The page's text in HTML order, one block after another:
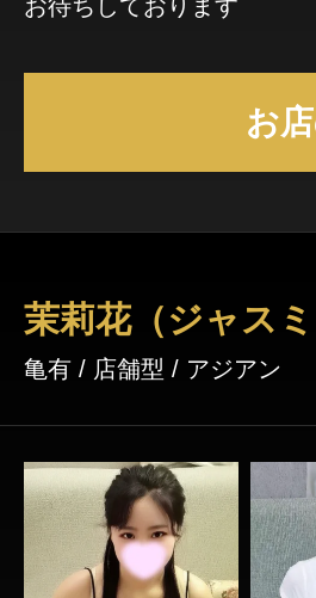
お待ちしております
お
茉莉花（ジャスミ
亀有 / 店舗型 / アジアン